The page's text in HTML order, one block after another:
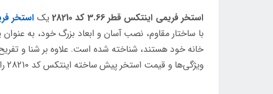
استخر فریمی اینتکس قطر 3.66 کد 28210 یک استخر
با ساختار مقاوم، نصب آسان و ابعاد بزرگ خود، به
خانه خود هستند، شناخته شده است. علاوه بر شنا و
ویژگی‌ها و قیمت استخر پیش ساخته اینتکس کد 28210 را بررسی خواهیم کرد.